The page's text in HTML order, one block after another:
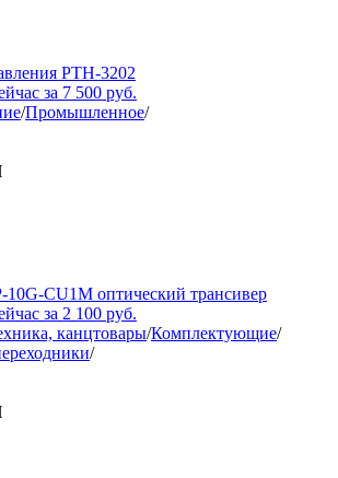
PTH-3202
за 7 500 руб.
/Промышленное/
10G-CU1M оптический трансивер
за 2 100 руб.
канцтовары/Комплектующие/
/